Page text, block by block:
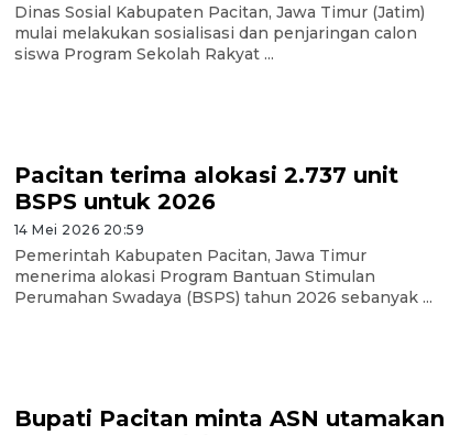
Dinas Sosial Kabupaten Pacitan, Jawa Timur (Jatim)
mulai melakukan sosialisasi dan penjaringan calon
siswa Program Sekolah Rakyat ...
Pacitan terima alokasi 2.737 unit
BSPS untuk 2026
14 Mei 2026 20:59
Pemerintah Kabupaten Pacitan, Jawa Timur
menerima alokasi Program Bantuan Stimulan
Perumahan Swadaya (BSPS) tahun 2026 sebanyak ...
Bupati Pacitan minta ASN utamakan
BNPB optimalkan penguatan